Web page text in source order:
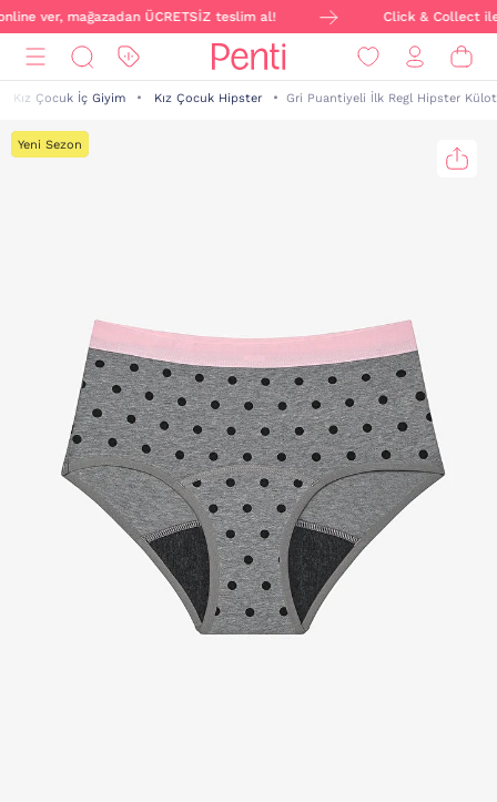
ver, mağazadan ÜCRETSİZ teslim al! Click & Collect ile
Kız Çocuk İç Giyim Kız Çocuk Hipster Gri Puantiyeli İlk Regl Hipster Külot
Yeni Sezon